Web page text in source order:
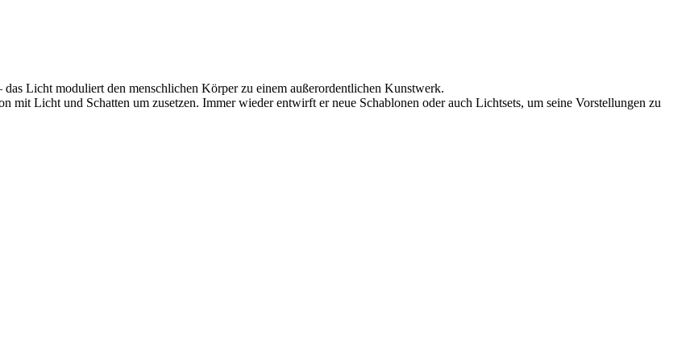
Licht moduliert den menschlichen Körper zu einem außerordentlichen Kunstwerk.
mit Licht und Schatten um zusetzen. Immer wieder entwirft er neue Schablonen oder auch Lichtsets, um seine Vorstellungen zu